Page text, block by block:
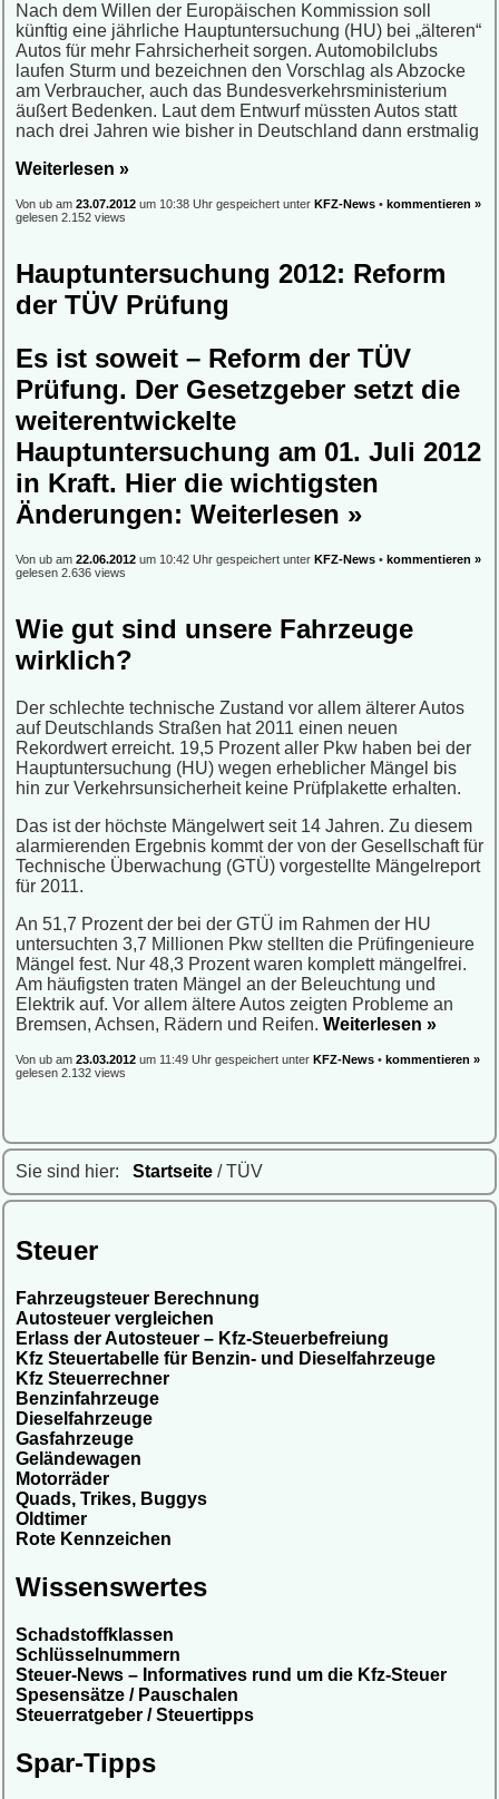
Sie sind hier: Startseite / TÜV
Steuer
Fahrzeugsteuer Berechnung
Autosteuer vergleichen
Erlass der Autosteuer – Kfz-Steuerbefreiung
Kfz Steuertabelle für Benzin- und Dieselfahrzeuge
Kfz Steuerrechner
Benzinfahrzeuge
Dieselfahrzeuge
Gasfahrzeuge
Geländewagen
Motorräder
Quads, Trikes, Buggys
Oldtimer
Rote Kennzeichen
Wissenswertes
Schadstoffklassen
Schlüsselnummern
Steuer-News – Informatives rund um die Kfz-Steuer
Spesensätze / Pauschalen
Steuerratgeber / Steuertipps
Spar-Tipps
Nach dem Willen der Europäischen Kommission soll
künftig eine jährliche Hauptuntersuchung (HU) bei „älteren“
Autos für mehr Fahrsicherheit sorgen. Automobilclubs
laufen Sturm und bezeichnen den Vorschlag als Abzocke
am Verbraucher, auch das Bundesverkehrsministerium
äußert Bedenken. Laut dem Entwurf müssten Autos statt
nach drei Jahren wie bisher in Deutschland dann erstmalig
Weiterlesen »
Von ub am 23.07.2012 um 10:38 Uhr gespeichert unter KFZ-News • kommentieren »
gelesen 2.152 views
Hauptuntersuchung 2012: Reform
der TÜV Prüfung
Es ist soweit – Reform der TÜV
Prüfung. Der Gesetzgeber setzt die
weiterentwickelte
Hauptuntersuchung am 01. Juli 2012
in Kraft. Hier die wichtigsten
Änderungen: Weiterlesen »
Von ub am 22.06.2012 um 10:42 Uhr gespeichert unter KFZ-News • kommentieren »
gelesen 2.636 views
Wie gut sind unsere Fahrzeuge
wirklich?
Der schlechte technische Zustand vor allem älterer Autos
auf Deutschlands Straßen hat 2011 einen neuen
Rekordwert erreicht. 19,5 Prozent aller Pkw haben bei der
Hauptuntersuchung (HU) wegen erheblicher Mängel bis
hin zur Verkehrsunsicherheit keine Prüfplakette erhalten.
Das ist der höchste Mängelwert seit 14 Jahren. Zu diesem
alarmierenden Ergebnis kommt der von der Gesellschaft für
Technische Überwachung (GTÜ) vorgestellte Mängelreport
für 2011.
An 51,7 Prozent der bei der GTÜ im Rahmen der HU
untersuchten 3,7 Millionen Pkw stellten die Prüfingenieure
Mängel fest. Nur 48,3 Prozent waren komplett mängelfrei.
Am häufigsten traten Mängel an der Beleuchtung und
Elektrik auf. Vor allem ältere Autos zeigten Probleme an
Bremsen, Achsen, Rädern und Reifen. Weiterlesen »
Von ub am 23.03.2012 um 11:49 Uhr gespeichert unter KFZ-News • kommentieren »
gelesen 2.132 views